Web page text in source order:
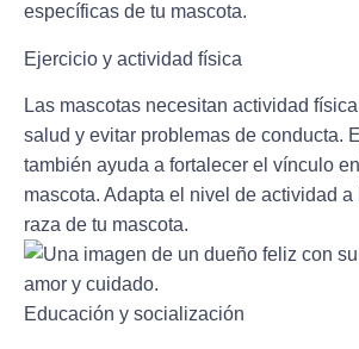
específicas de tu mascota.
Ejercicio y actividad física
Las mascotas necesitan actividad
salud y evitar problemas de conducta.
también ayuda a fortalecer el vínculo
mascota. Adapta el nivel de actividad
raza de tu mascota.
Educación y socialización